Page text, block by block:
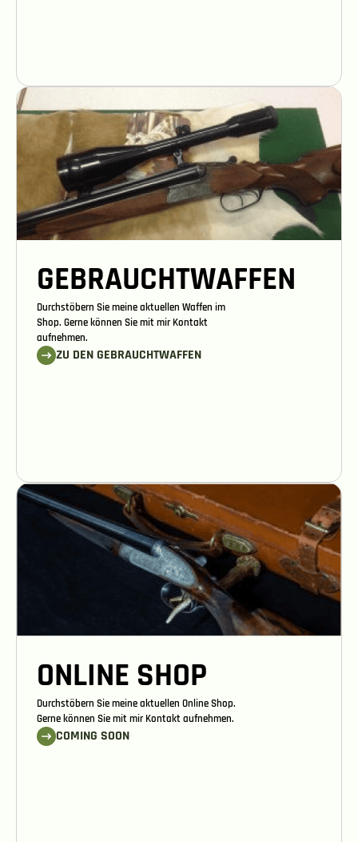
GEBRAUCHTWAFFEN
Durchstöbern Sie meine aktuellen Waffen im
Shop. Gerne können Sie mit mir Kontakt
aufnehmen.
ZU DEN GEBRAUCHTWAFFEN
ONLINE SHOP
Durchstöbern Sie meine aktuellen Online Shop.
Gerne können Sie mit mir Kontakt aufnehmen.
COMING SOON